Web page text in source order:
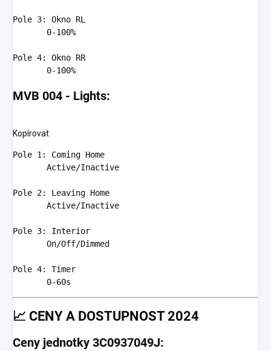
Pole 3: Okno RL
0-100%
Pole 4: Okno RR
0-100
MVB 004 - Lights:
Kopírovat
Pole 1 : Coming Home
Active/Inactive
Pole 2: Leaving Home
Active/Inactive
Pole 3: Interior
On/Off/Dimmed
Pole 4: Timer
0-60
📈 CENY A DOSTUPNOST 2024
Ceny jednotky 3C0937049J: